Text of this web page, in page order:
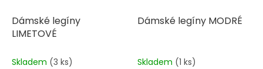
Dámské legíny
LIMETOVÉ
Skladem (3 ks)
Dámské legíny MODRÉ
Skladem (1 ks)